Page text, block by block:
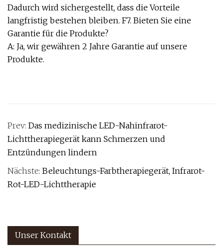
Dadurch wird sichergestellt, dass die Vorteile
langfristig bestehen bleiben. F7. Bieten Sie eine
Garantie für die Produkte?
A: Ja, wir gewähren 2 Jahre Garantie auf unsere
Produkte.
Prev: Das medizinische LED-Nahinfrarot-
Lichttherapiegerät kann Schmerzen und
Entzündungen lindern
Nächste: Beleuchtungs-Farbtherapiegerät, Infrarot-
Rot-LED-Lichttherapie
Unser Kontakt